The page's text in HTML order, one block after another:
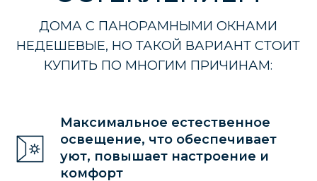
Максимальное естественное
освещение, что обеспечивает
уют, повышает настроение и
комфорт
У СТРОИТЕЛЬСТВА
ДОМА С БОЛЬШИМИ
ОКНАМИ ЕСТЬ